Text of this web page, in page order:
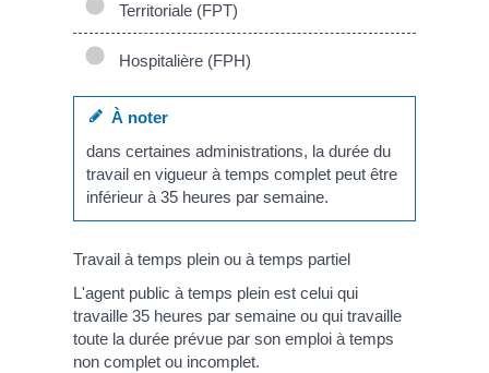
Territoriale (FPT)
Hospitalière (FPH)
À noter
dans certaines administrations, la durée du
travail en vigueur à temps complet peut être
inférieur à 35 heures par semaine.
Travail à temps plein ou à temps partiel
L'agent public à temps plein est celui qui
travaille 35 heures par semaine ou qui travaille
toute la durée prévue par son emploi à temps
non complet ou incomplet.